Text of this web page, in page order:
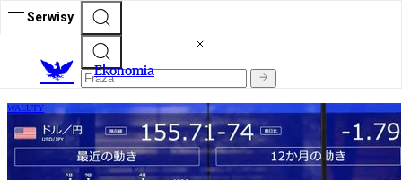
Serwisy
Ekonomia
WALUTY
Jen umocnił się po wspólnej interwencji
USA i Japonii